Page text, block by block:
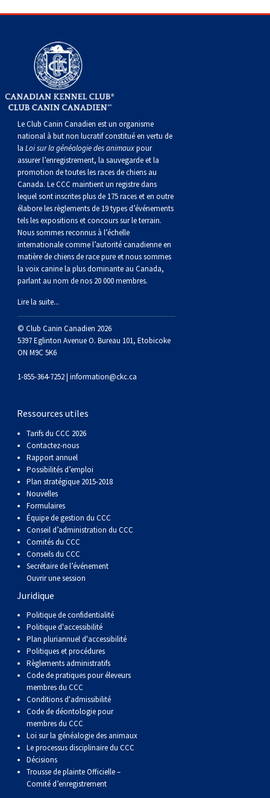
Le Club Canin Canadien est un organisme
national à but non lucratif constitué en vertu de
la Loi sur la généalogie des animauxpour
assurer l’enregistrement, la sauvegarde et la
promotion de toutes les races de chiens au
Canada. Le CCC maintient un registre dans
lequel sont inscrites plus de 175 races et en outre
élabore les règlements de 19 types d’événements
tels les expositions et concours sur le terrain.
Nous sommes reconnus à l’échelle
internationale comme l’autorité canadienne en
matière de chiens de race pure et nous sommes
la voix canine la plus dominante au Canada,
parlant au nom de nos 20 000 membres.
Lire la suite...
© Club Canin Canadien 2026
5397 Eglinton Avenue O. Bureau 101, Etobicoke
ON M9C 5K6
1-855-364-7252 | information@ckc.ca
Ressources utiles
Tarifs du CCC 2026
Contactez-nous
Rapport annuel
Possibilités d’emploi
Plan stratégique 2015-2018
Nouvelles
Formulaires
Équipe de gestion du CCC
Conseil d’administration du CCC
Comités du CCC
Conseils du CCC
Secrétaire de l’événement
Ouvrir une session
Juridique
Politique de confidentialité
Politique d'accessibilité
Plan pluriannuel d'accessibilité
Politiques et procédures
Règlements administratifs
Code de pratiques pour éleveurs
membres du CCC
Conditions d'admissibilité
Code de déontologie pour
membres du CCC
Loi sur la généalogie des animaux
Le processus disciplinaire du CCC
Décisions
Trousse de plainte Officielle –
Comité d’enregistrement